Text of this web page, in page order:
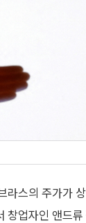
라스의 주가가
창업자인 앤드